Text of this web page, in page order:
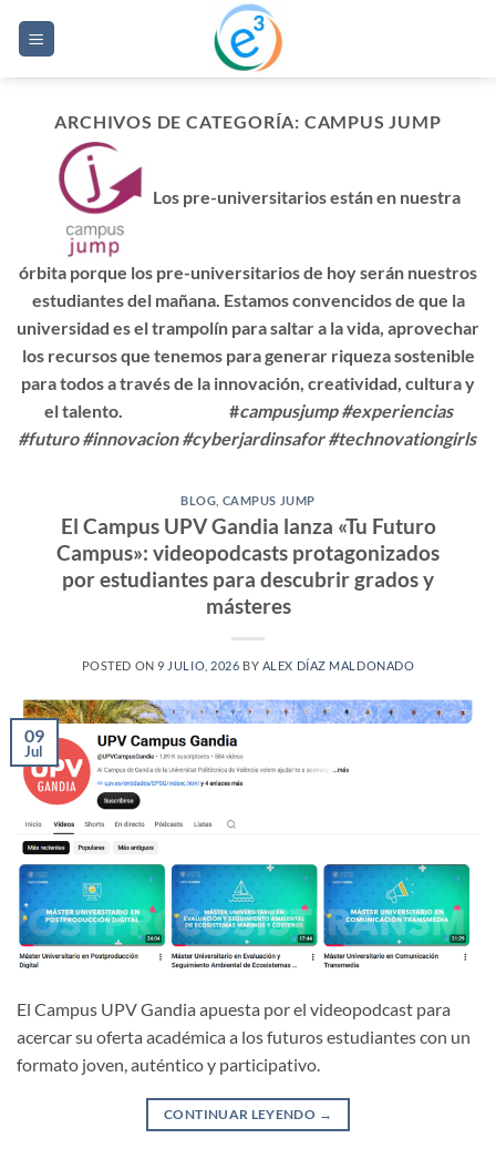
ARCHIVOS DE CATEGORÍA: CAMPUS JUMP
Los pre-universitariosestán en nuestra
órbita porque los pre-universitarios de hoy serán nuestros
estudiantes del mañana. Estamos convencidos de que la
universidad es eltrampolín para saltar a lavida, aprovechar
los recursos que tenemos paragenerar riqueza sostenible
para todos a través de la innovación, creatividad, cultura y
el talento. #campusjump #experiencias
#futuro #innovacion #cyberjardinsafor #technovationgirls
BLOG CAMPUS JUMP
El Campus UPV Gandia lanza «Tu Futuro
Campus»: videopodcasts protagonizados
por estudiantes para descubrir grados y
másteres
POSTED ON9 JULIO, 2026 BY ALEX DÍAZ MALDONADO
09
Jul
El Campus UPV Gandia apuesta por el videopodcast para
acercar su oferta académica a los futuros estudiantes con un
formato joven, auténtico y participativo.
CONTINUAR LEYENDO →